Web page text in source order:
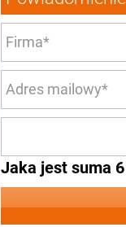
Jaka jest suma